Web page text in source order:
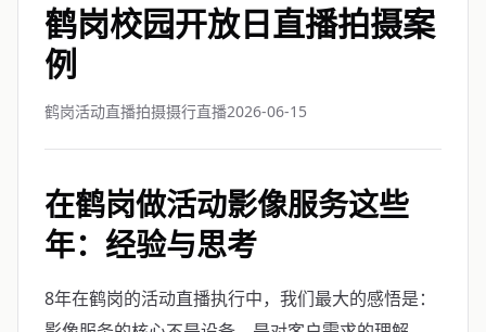
鹤岗校园开放日直播拍摄案
例
鹤岗活动直播拍摄摄行直播2026-06-15
在鹤岗做活动影像服务这些
年：经验与思考
8年在鹤岗的活动直播执行中，我们最大的感悟是：